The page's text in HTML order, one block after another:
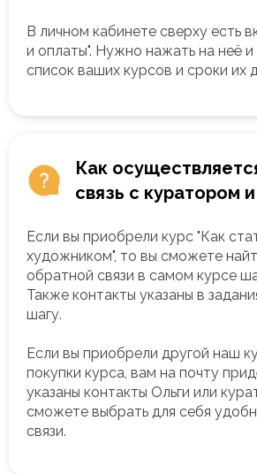
В личном кабинете сверху есть
и оплаты". Нужно нажать на неё
список ваших курсов и сроки их
Как
связь с куратором
Если вы приобрели курс "Как
художником", то вы сможете
обратной связи в самом курсе
Также контакты указаны в
шагу.
Если вы приобрели другой наш
покупки курса, вам на почту
указаны контакты Ольги или
сможете выбрать для себя
связи.